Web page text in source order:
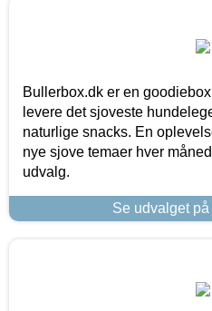
Bullerbox.dk er en
levere det sjoveste
naturlige snacks. En
nye sjove temaer hver
udvalg.
Se udvalget